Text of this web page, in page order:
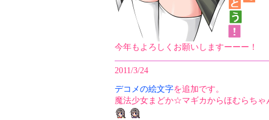
今年もよろしくお願いしますーーー！
2011/3/24
デコメの絵文字を追加です。
魔法少女まどか☆マギカからほむらちゃ